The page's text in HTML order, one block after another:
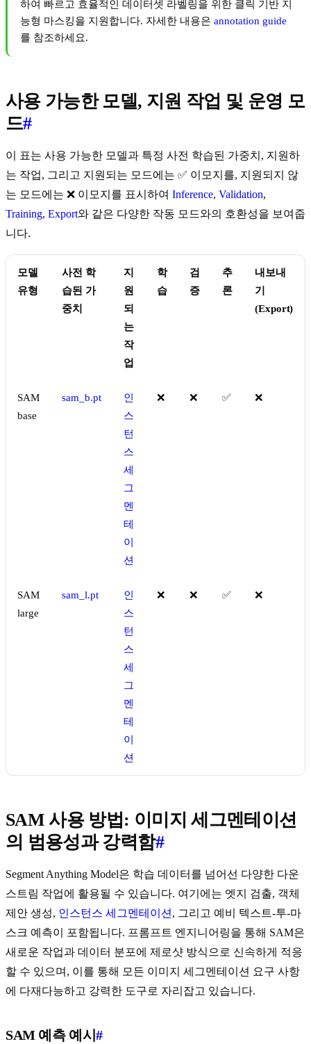
하여 빠르고 효율적인 데이터셋 라벨링을 위한 클릭 기반 지
능형 마스킹을 지원합니다. 자세한 내용은 annotation guide
를 참조하세요.
사용 가능한 모델, 지원 작업 및 운영 모
드#
이 표는 사용 가능한 모델과 특정 사전 학습된 가중치, 지원하
는 작업, 그리고 지원되는 모드에는 ✅ 이모지를, 지원되지 않
는 모드에는 ❌ 이모지를 표시하여 Inference, Validation,
Training, Export와 같은 다양한 작동 모드와의 호환성을 보여줍
니다.
모델
유형
사전 학
습된 가
중치
지
원
되
는
작
업
학
습
검
증
추
론
내보내
기
(Export)
SAM
base
sam_b.pt
인
스
턴
스
세
그
멘
테
이
션
❌ ❌ ✅ ❌
SAM
large
sam_l.pt
인
스
턴
스
세
그
멘
테
이
션
❌ ❌ ✅ ❌
SAM 사용 방법: 이미지 세그멘테이션
의 범용성과 강력함#
Segment Anything Model은 학습 데이터를 넘어선 다양한 다운
스트림 작업에 활용될 수 있습니다. 여기에는 엣지 검출, 객체
제안 생성, 인스턴스 세그멘테이션 , 그리고 예비 텍스트-투-마
스크 예측이 포함됩니다. 프롬프트 엔지니어링을 통해 SAM은
새로운 작업과 데이터 분포에 제로샷 방식으로 신속하게 적응
할 수 있으며, 이를 통해 모든 이미지 세그멘테이션 요구 사항
에 다재다능하고 강력한 도구로 자리잡고 있습니다.
SAM 예측 예시#